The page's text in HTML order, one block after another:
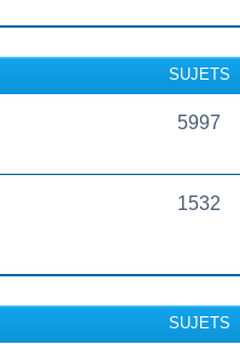
SUJETS
5997
1532
SUJETS